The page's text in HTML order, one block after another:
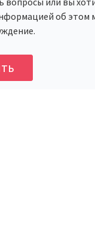
об этом